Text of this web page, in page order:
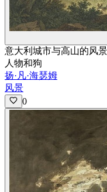
意大利城市与高山的风
人物和狗
扬·凡·海瑟姆
风景
0